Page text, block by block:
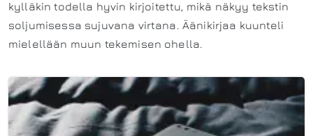
kylläkin todella hyvin kirjoitettu, mikä näkyy tekstin
soljumisessa sujuvana virtana. Äänikirjaa kuunteli
mielellään muun tekemisen ohella.